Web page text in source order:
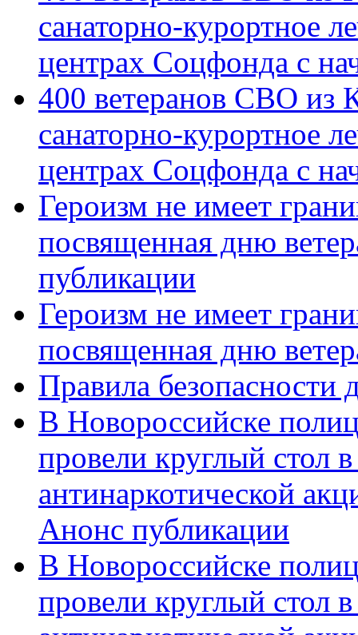
санаторно-курортное
центрах Соцфонда с
400 ветеранов СВО из
санаторно-курортное
центрах Соцфонда с
Героизм не имеет
посвященная дню
публикации
Героизм не имеет
посвященная дню
Правила безопасности
В Новороссийске
провели круглый стол
антинаркотической
Анонс публикации
В Новороссийске
провели круглый стол